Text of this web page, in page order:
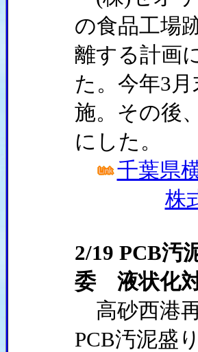
の食品工場
離する計画
た。今年3
施。その後
にした。
千葉県
株
2/19 PCB汚
委 液状化
高砂西港
PCB汚泥盛